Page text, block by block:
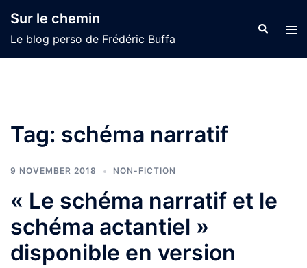
content
Sur le chemin
Le blog perso de Frédéric Buffa
Search
Tag: schéma narratif
9 NOVEMBER 2018 NON-FICTION
« Le schéma narratif et le
schéma actantiel »
disponible en version